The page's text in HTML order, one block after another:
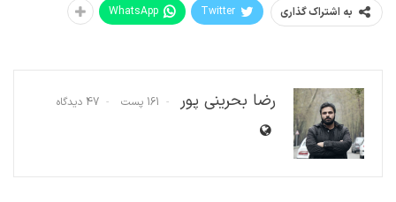
به اشتراک گذاری Twitter
WhatsApp
رضا بحرینی پور 161 پست 47 دیدگاه